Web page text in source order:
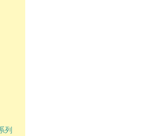
列